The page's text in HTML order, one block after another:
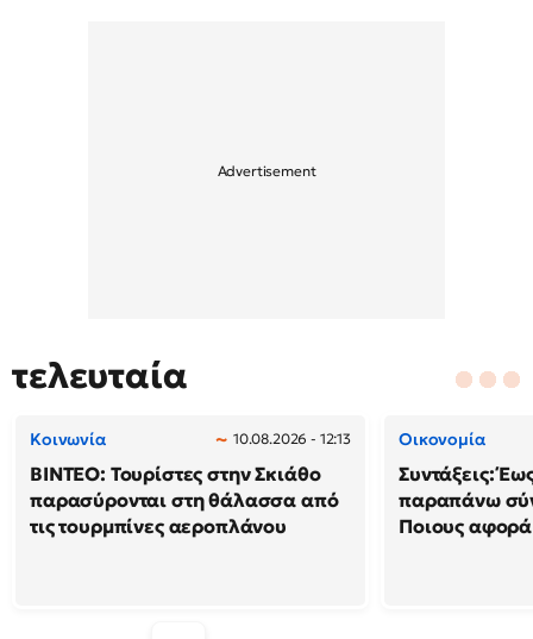
τελευταία
Κοινωνία 10.08.2026 - 12:13
ΒΙΝΤΕΟ: Τουρίστες στην Σκιάθο
παρασύρονται στη θάλασσα από
τις τουρμπίνες αεροπλάνου
Οικονομία
Συντάξεις:
παραπάνω
Ποιους αφορά